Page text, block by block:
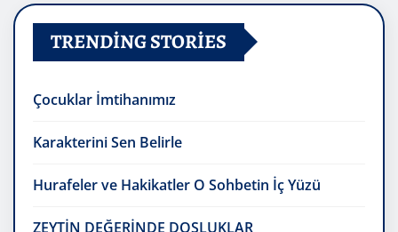
TRENDING STORIES
Çocuklar İmtihanımız
Karakterini Sen Belirle
Hurafeler ve Hakikatler O Sohbetin İç Yüzü
ZEYTİN DEĞERİNDE DOSLUKLAR